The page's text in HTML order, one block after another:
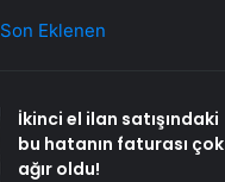
Son Eklenen
İkinci el ilan satışındaki
bu hatanın faturası çok
ağır oldu!